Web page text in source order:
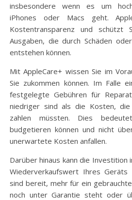
insbesondere wenn es um
iPhones oder Macs geht.
Kostentransparenz und schützt
Ausgaben, die durch Schäden
entstehen können.
Mit AppleCare+ wissen Sie im
Sie zukommen können. Im Falle
festgelegte Gebühren für
niedriger sind als die Kosten, die
zahlen müssten. Dies
budgetieren können und nicht
unerwartete Kosten anfallen.
Darüber hinaus kann die Investition
Wiederverkaufswert Ihres Geräts
sind bereit, mehr für ein
noch unter Garantie steht oder